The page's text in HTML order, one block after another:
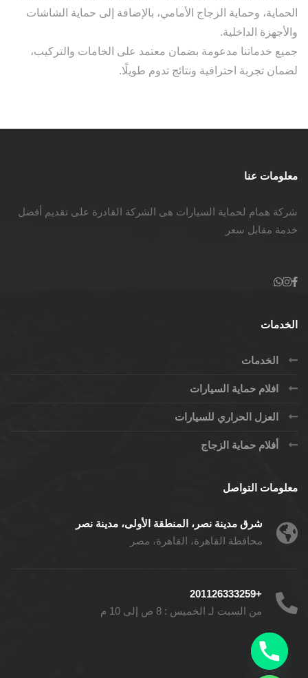
الحماية، وحماية الزجاج الأمامي، بالإضافة إلى حماية الشاشات
والأجهزة الداخلية.
جميع خدماتنا مدعومة بضمان معتمد على الخامات والتركيب،
لضمان تجربة احترافية ونتائج تدوم طويلًا.
معلومات عنا
شركة همام لحماية السيارات هى الشركة القادرة على تقديم أفضل
خدمة مقابل سعر
الخدمات
الخدمات
افلام حماية السيارات
العزل الحراري للسيارات
أفلام حماية الزجاج
معلومات التواصل
شرق مدينة نصر، المنطقة الأولى، مدينة نصر
محافظة القاهرة، القاهرة، مصر
+201126333259
من السبت لـ الخميس : 8 ص إلى 10 م